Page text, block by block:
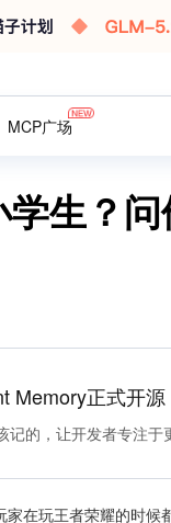
MCP广场
生？
Memory正式开源
记的，让开发者专注于
在玩王者荣耀的时